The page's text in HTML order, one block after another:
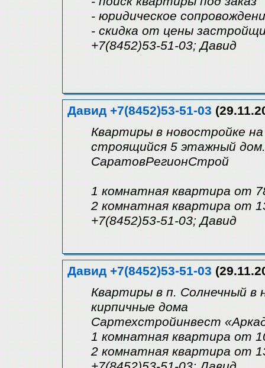
- юридическое
- скидка от цены
+7(8452)53-51-03; Давид
Давид +7(8452)53-51-03
Квартиры в новостройке на
строящийся 5 этажный дом.
СаратовРегионСтрой
1 комнатная квартира от
2 комнатная квартира от
+7(8452)53-51-03; Давид
Давид +7(8452)53-51-03
Квартиры в п. Солнечный в
кирпичные дома
Сартехстройинвест
1 комнатная квартира от
2 комнатная квартира от